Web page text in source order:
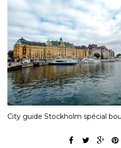
City guide Stockholm spécial